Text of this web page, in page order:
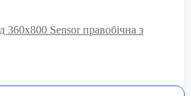
Sensor правобічна з